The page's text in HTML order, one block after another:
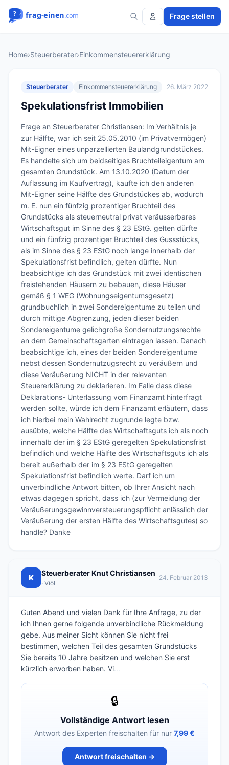
Frage stellen
Home›Steuerberater›Einkommensteuererklärung
Steuerberater Einkommensteuererklärung 26. März 2022
Spekulationsfrist Immobilien
Frage an Steuerberater Christiansen: Im Verhältnis je
zur Hälfte, war ich seit 25.05.2010 (im Privatvermögen)
Mit-Eigner eines unparzellierten Baulandgrundstückes.
Es handelte sich um beidseitiges Bruchteileigentum am
gesamten Grundstück. Am 13.10.2020 (Datum der
Auflassung im Kaufvertrag), kaufte ich den anderen
Mit-Eigner seine Hälfte des Grundstückes ab, wodurch
m. E. nun ein fünfzig prozentiger Bruchteil des
Grundstücks als steuerneutral privat veräusserbares
Wirtschaftsgut im Sinne des § 23 EStG. gelten dürfte
und ein fünfzig prozentiger Bruchteil des Gussstücks,
als im Sinne des § 23 EStG noch lange innerhalb der
Spekulationsfrist befindlich, gelten dürfte. Nun
beabsichtige ich das Grundstück mit zwei identischen
freistehenden Häusern zu bebauen, diese Häuser
gemäß § 1 WEG (Wohnungseigentumsgesetz)
grundbuchlich in zwei Sondereigentume zu teilen und
durch mittige Abgrenzung, jeden dieser beiden
Sondereigentume gelichgroße Sondernutzungsrechte
an dem Gemeinschaftsgarten eintragen lassen. Danach
beabsichtige ich, eines der beiden Sondereigentume
nebst dessen Sondernutzugsrecht zu veräußern und
diese Veräußerung NICHT in der relevanten
Steuererklärung zu deklarieren. Im Falle dass diese
Deklarations- Unterlassung vom Finanzamt hinterfragt
werden sollte, würde ich dem Finanzamt erläutern, dass
ich hierbei mein Wahlrecht zugrunde legte bzw.
ausübte, welche Hälfte des Wirtschaftsguts ich als noch
innerhalb der im § 23 EStG geregelten Spekulationsfrist
befindlich und welche Hälfte des Wirtschaftsguts ich als
bereit außerhalb der im § 23 EStG geregelten
Spekulationsfrist befindlich werte. Darf ich um
unverbindliche Antwort bitten, ob Ihrer Ansicht nach
etwas dagegen spricht, dass ich (zur Vermeidung der
Veräußerungsgewinnversteuerungspflicht anlässlich der
Veräußerung der ersten Hälfte des Wirtschaftsgutes) so
handle? Danke
K
Steuerberater Knut Christiansen
· Viöl
24. Februar 2013
Guten Abend und vielen Dank für Ihre Anfrage, zu der
ich Ihnen gerne folgende unverbindliche Rückmeldung
gebe. Aus meiner Sicht können Sie nicht frei
bestimmen, welchen Teil des gesamten Grundstücks
Sie bereits 10 Jahre besitzen und welchen Sie erst
kürzlich erworben haben. Vi...
🔒
Vollständige Antwort lesen
Antwort des Experten freischalten für nur 7,99 €
Antwort freischalten →